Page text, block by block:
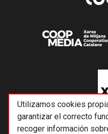
Utilizamos cookies
garantizar el correcto
recoger información